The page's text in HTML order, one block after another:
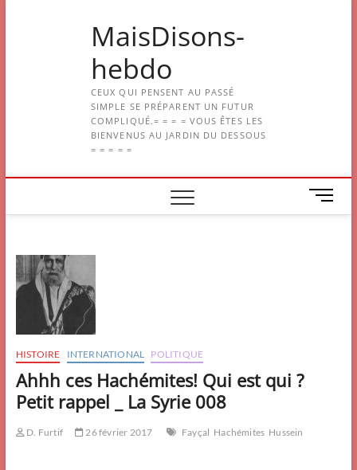
MaisDisons-
hebdo
CEUX QUI PENSENT AU PASSÉ
SIMPLE SE PRÉPARENT UN FUTUR
COMPLIQUÉ.= = = = VOUS ÊTES LES
BIENVENUS AU JARDIN DU DESSOUS
= = = = =
M
e
HISTOIRE INTERNATIONAL POLITIQUE
Ahhh ces Hachémites! Qui est qui ?
Petit rappel _ La Syrie 008
D. Furtif 26 février 2017 Fayçal Hachémites Hussein